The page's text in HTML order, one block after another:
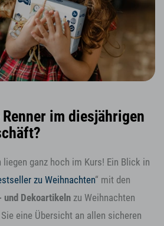
im diesjährigen
liegen ganz hoch im Kurs! Ein Blick in
zu Weihnachten“ mit den
und Dekoartikeln zu Weihnachten
eine Übersicht an allen sicheren